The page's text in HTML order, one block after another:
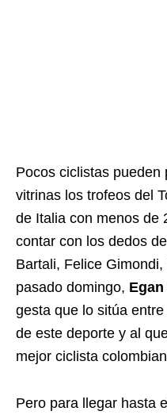
Pocos ciclistas
vitrinas los trofeos del
de Italia con menos de
contar con los dedos
Bartali, Felice
pasado domingo,
gesta que lo sitúa
de este deporte y al
mejor ciclista
Pero para llegar hasta